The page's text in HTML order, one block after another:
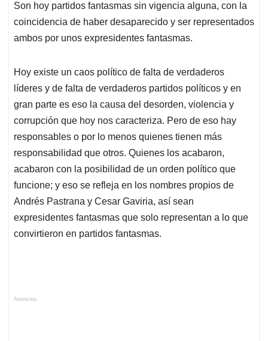
Son hoy partidos fantasmas sin vigencia alguna, con la
coincidencia de haber desaparecido y ser representados
ambos por unos expresidentes fantasmas.
Hoy existe un caos político de falta de verdaderos
líderes y de falta de verdaderos partidos políticos y en
gran parte es eso la causa del desorden, violencia y
corrupción que hoy nos caracteriza. Pero de eso hay
responsables o por lo menos quienes tienen más
responsabilidad que otros. Quienes los acabaron,
acabaron con la posibilidad de un orden político que
funcione; y eso se refleja en los nombres propios de
Andrés Pastrana y Cesar Gaviria, así sean
expresidentes fantasmas que solo representan a lo que
convirtieron en partidos fantasmas.
Anuncios.